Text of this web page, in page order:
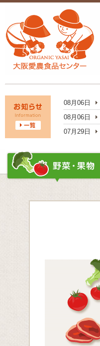
08月06日
08月06日
07月29日